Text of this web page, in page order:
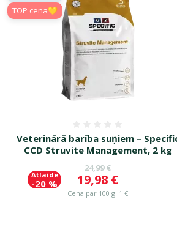
Veterinārā barība suņiem –
CCD Struvite Management, 2 kg
Oriģinālā cena
24,99 €
Cena
19,98 €
Cena par 100 g: 1 €
Atlaide
-20 %
TOP cena💛